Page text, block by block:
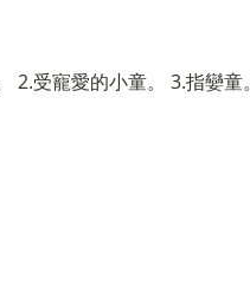
2.受寵愛的小童。 3.指孌童。